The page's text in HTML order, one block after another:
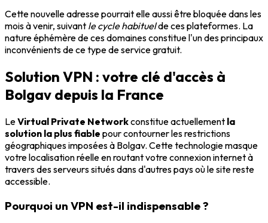
Cette nouvelle adresse pourrait elle aussi être bloquée dans les
mois à venir, suivant le cycle habituelde ces plateformes. La
nature éphémère de ces domaines constitue l'un des principaux
inconvénients de ce type de service gratuit.
Solution VPN : votre clé d'accès à
Bolgav depuis la France
LeVirtual Private Networkconstitue actuellement la
solution la plus fiable pour contourner les restrictions
géographiques imposées à Bolgav. Cette technologie masque
votre localisation réelle en routant votre connexion internet à
travers des serveurs situés dans d'autres pays où le site reste
accessible.
Pourquoi un VPN est-il indispensable ?